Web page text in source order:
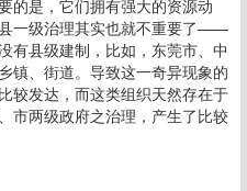
的是，它们拥有强大的资源动
一级治理其实也就不重要了——
有县级建制，比如，东莞市、中
镇、街道。导致这一奇异现象的
较发达，而这类组织天然存在于
市两级政府之治理，产生了比较